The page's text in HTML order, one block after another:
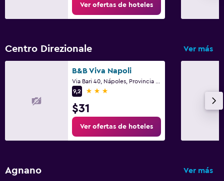
Ver ofertas de hoteles
Centro Direzionale Ver más
B&B Viva Napoli
9,2
3 estrellas
$31
Ver ofertas de hoteles
Agnano Ver más